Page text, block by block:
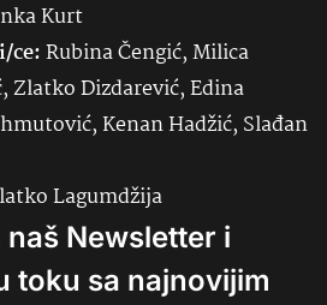
Kurt
ce:Rubina Čengić, Milica
Zlatko Dizdarević, Edina
Kenan Hadžić, Slađan
Lagumdžija
Newsletter i
toku sa najnovijim